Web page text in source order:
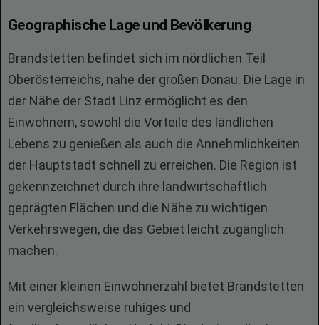
Geographische Lage und Bevölkerung
Brandstetten befindet sich im nördlichen Teil
Oberösterreichs, nahe der großen Donau. Die Lage in
der Nähe der Stadt Linz ermöglicht es den
Einwohnern, sowohl die Vorteile des ländlichen
Lebens zu genießen als auch die Annehmlichkeiten
der Hauptstadt schnell zu erreichen. Die Region ist
gekennzeichnet durch ihre landwirtschaftlich
geprägten Flächen und die Nähe zu wichtigen
Verkehrswegen, die das Gebiet leicht zugänglich
machen.
Mit einer kleinen Einwohnerzahl bietet Brandstetten
ein vergleichsweise ruhiges und